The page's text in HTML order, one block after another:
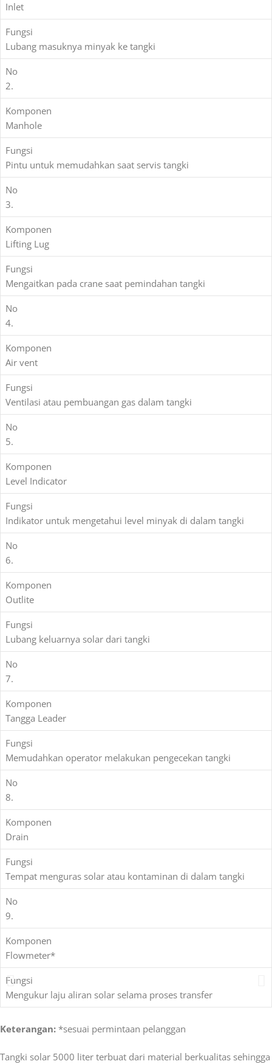
Inlet
Fungsi
Lubang masuknya minyak ke tangki
No
2.
Komponen
Manhole
Fungsi
Pintu untuk memudahkan saat servis tangki
No
3.
Komponen
Lifting Lug
Fungsi
Mengaitkan pada crane saat pemindahan tangki
No
4.
Komponen
Air vent
Fungsi
Ventilasi atau pembuangan gas dalam tangki
No
5.
Komponen
Level Indicator
Fungsi
Indikator untuk mengetahui level minyak di dalam tangki
No
6.
Komponen
Outlite
Fungsi
Lubang keluarnya solar dari tangki
No
7.
Komponen
Tangga Leader
Fungsi
Memudahkan operator melakukan pengecekan tangki
No
8.
Komponen
Drain
Fungsi
Tempat menguras solar atau kontaminan di dalam tangki
No
9.
Komponen
Flowmeter*
Fungsi
Mengukur laju aliran solar selama proses transfer
Keterangan: *sesuai permintaan pelanggan
Tangki solar 5000 liter terbuat dari material berkualitas sehingga